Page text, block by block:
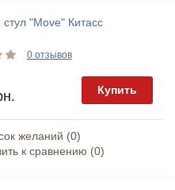
"Move" Китасс
0 отзывов
Купить
желаний (0)
к сравнению (0)